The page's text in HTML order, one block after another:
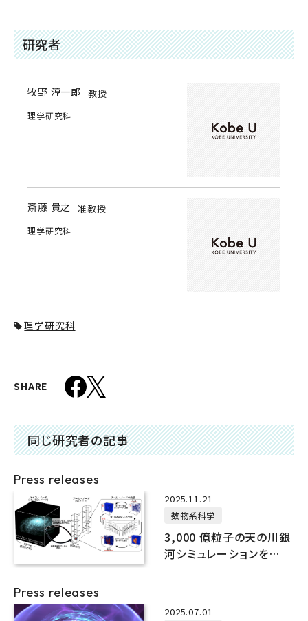
研究者
牧野 淳一郎 教授
理学研究科
斎藤 貴之 准教授
理学研究科
理学研究科
SHARE
同じ研究者の記事
Press releases
2025.11.21
数物系科学
3,000 億粒子の天の川銀
河シミュレーションを
Press releases
2025.07.01